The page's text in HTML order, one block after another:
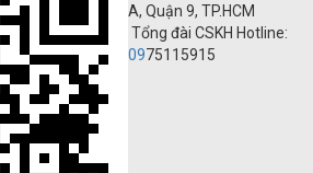
A, Quận 9, TP.HCM
Tổng đài CSKH Hotline:
0975115915